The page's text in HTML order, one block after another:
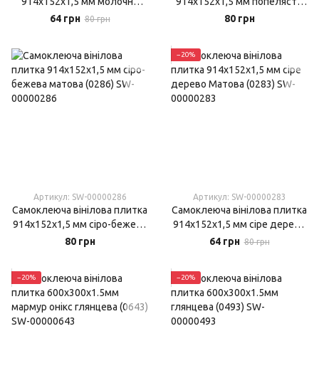
дерево Матова (0287)
64 грн 80 грн
дерево матова (0284)
80 грн
Артикул: SW-00000286
Самоклеюча вінілова плитка
914х152х1,5 мм сіро-бежева
матова (0286)
80 грн
−20%
Артикул: SW-00000283
Самоклеюча вінілова плитка
914х152х1,5 мм сіре дерево
Матова (0283)
64 грн 80 грн
−20% −20%